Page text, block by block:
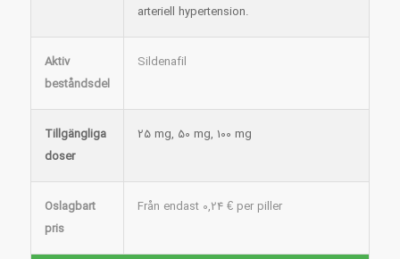
arteriell hypertension.
Aktiv
beståndsdel
Sildenafil
Tillgängliga
doser
25 mg, 50 mg, 100 mg
Oslagbart
pris
Från endast 0,24 € per piller